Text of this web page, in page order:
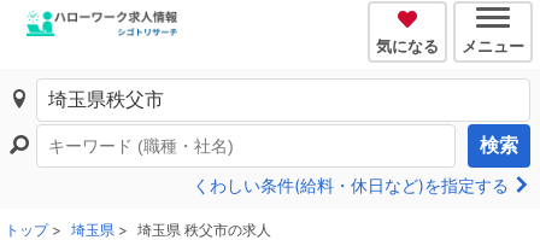
気になる メニュー
検索
くわしい条件(給料・休日など)を指定する
トップ 埼玉県 埼玉県 秩父市の求人